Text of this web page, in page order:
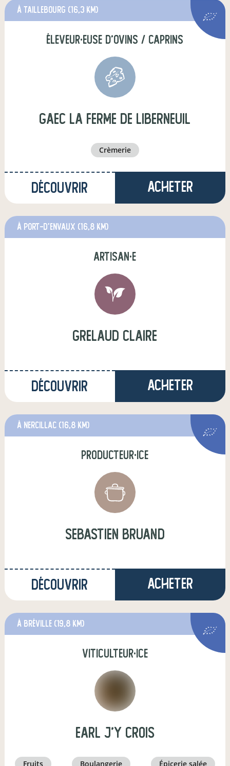
à Taillebourg (16,3 km)
éleveur·euse d'ovins / caprins
gaec la ferme de liberneuil
crèmerie
Découvrir Acheter
à Port-d'Envaux (16,8 km)
artisan·e
grelaud claire
Découvrir Acheter
à Nercillac (16,8 km)
producteur·ice
sebastien bruand
Découvrir Acheter
à Bréville (19,8 km)
viticulteur·ice
earl j'y crois
fruits boulangerie épicerie salée